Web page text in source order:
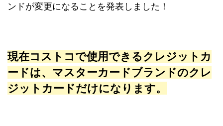
ンドが変更になることを発表しました！
現在コストコで使用できるクレジットカ
ードは、マスターカードブランドのクレ
ジットカードだけになります。